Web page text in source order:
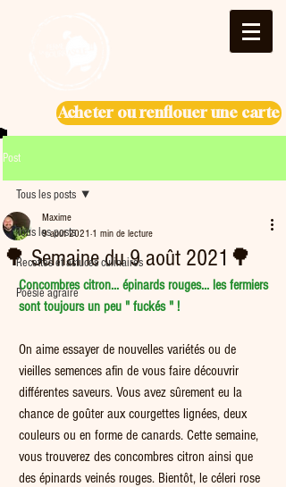
Acheter ou renflouer une carte
Post
Tous les posts
Recettes et astuces culinaires
Poésie agraire
Tous les posts
🌳 Semaine du 9 août 2021🌳
Maxime
9 août 2021 1 min de lecture
Concombres citron... épinards rouges... les fermiers
sont toujours un peu " fuckés " !
On aime essayer de nouvelles variétés ou de
vieilles semences afin de vous faire découvrir
différentes saveurs. Vous avez sûrement eu la
chance de goûter aux courgettes lignées, deux
couleurs ou en forme de canards. Cette semaine,
vous trouverez des concombres citron ainsi que
des épinards veinés rouges. Bientôt, le céleri rose